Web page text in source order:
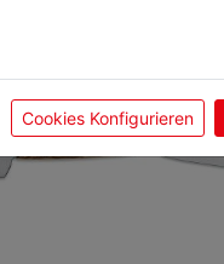
Cookies Konfigurieren